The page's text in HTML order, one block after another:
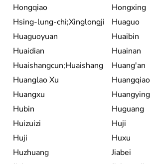
Hongqiao
Hongxing
Hsing-lung-chi;Xinglongji
Huaguo
Huaguoyuan
Huaibin
Huaidian
Huainan
Huaishangcun;Huaishang
Huang'an
Huanglao Xu
Huangqiao
Huangxu
Huangying
Hubin
Huguang
Huizuizi
Huji
Huji
Huxu
Huzhuang
Jiabei